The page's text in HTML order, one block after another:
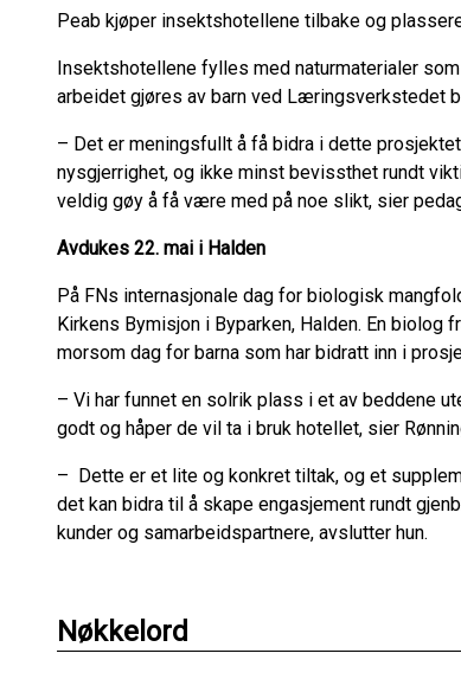
Peab kjøper insektshotellene tilbake og
Insektshotellene fylles med naturmaterialer
arbeidet gjøres av barn ved Læringsverkstedet
– Det er meningsfullt å få bidra i dette
nysgjerrighet, og ikke minst bevissthet rundt
veldig gøy å få være med på noe slikt, sier
Avdukes 22. mai i Halden
På FNs internasjonale dag for biologisk
Kirkens Bymisjon i Byparken, Halden. En
morsom dag for barna som har bidratt inn i
– Vi har funnet en solrik plass i et av beddene
godt og håper de vil ta i bruk hotellet, sier
– Dette er et lite og konkret tiltak, og et
det kan bidra til å skape engasjement rundt
kunder og samarbeidspartnere, avslutter hun.
Nøkkelord